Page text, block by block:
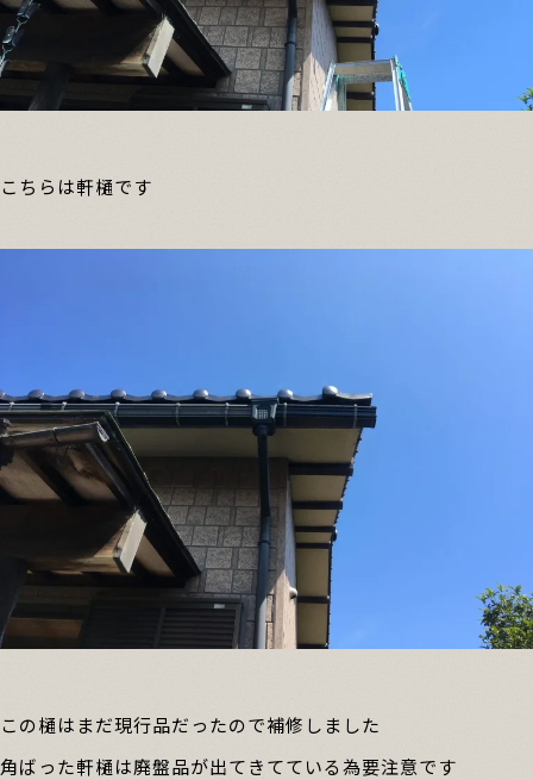
こちらは軒樋です
この樋はまだ現行品だったので補修しました
角ばった軒樋は廃盤品が出てきてている為要注意です